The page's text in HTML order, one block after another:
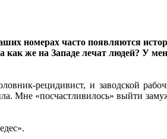
номерах часто появляются
как же на Западе лечат людей? У
рецидивист, и заводской
Мне «посчастливилось» выйти